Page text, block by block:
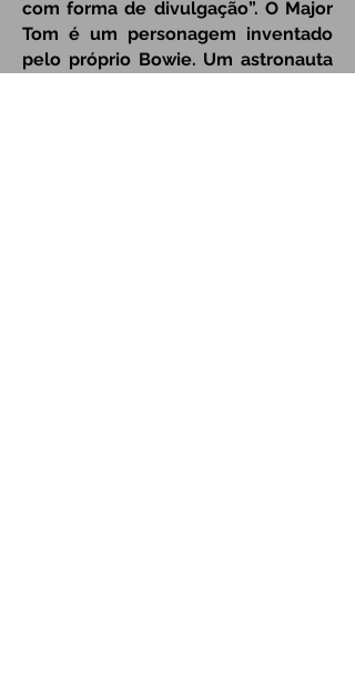
com forma de divulgação”. O Major
Tom é um personagem inventado
pelo próprio Bowie. Um astronauta